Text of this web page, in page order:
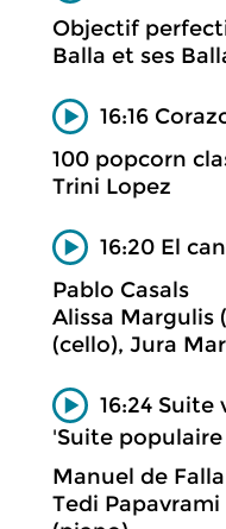
Objectif
Balla et ses
16:16
100 popcorn
Trini Lopez
16:20 El
Pablo Casals
Alissa Margulis
(cello), Jura
16:24
'Suite
Manuel de Falla
Tedi